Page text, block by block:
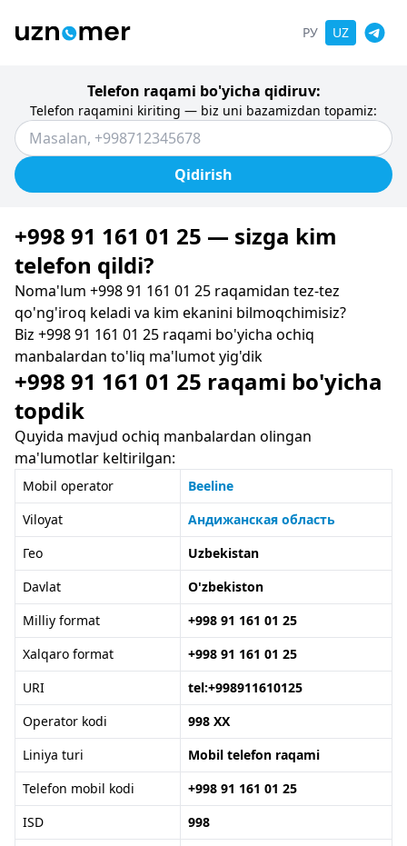
РУ UZ
Telefon raqami bo'yicha qidiruv:
Telefon raqamini kiriting — biz uni bazamizdan topamiz:
Qidirish
+998 91 161 01 25 — sizga kim
telefon qildi?
Noma'lum +998 91 161 01 25 raqamidan tez-tez
qo'ng'iroq keladi va kim ekanini bilmoqchimisiz?
Biz +998 91 161 01 25 raqami bo'yicha ochiq
manbalardan to'liq ma'lumot yig'dik
+998 91 161 01 25 raqami bo'yicha
topdik
Quyida mavjud ochiq manbalardan olingan
ma'lumotlar keltirilgan:
Mobil operator
Beeline
Viloyat
Андижанская область
Гео
Uzbekistan
Davlat
O'zbekiston
Milliy format
+998 91 161 01 25
Xalqaro format
+998 91 161 01 25
URI
tel:+998911610125
Operator kodi
998 XX
Liniya turi
Mobil telefon raqami
Telefon mobil kodi
+998 91 161 01 25
ISD
998